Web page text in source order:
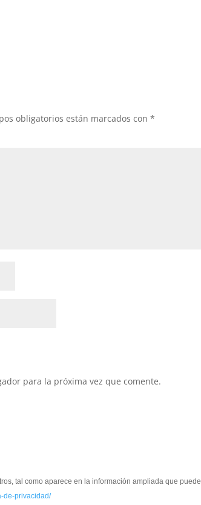
obligatorios están marcados con*
para la próxima vez que comente.
tal como aparece en la información ampliada que puede
de-privacidad/